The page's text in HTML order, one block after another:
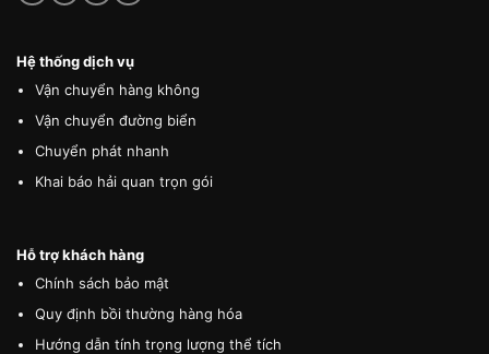
Hệ thống dịch vụ
Vận chuyển hàng không
Vận chuyển đường biển
Chuyển phát nhanh
Khai báo hải quan trọn gói
Hỗ trợ khách hàng
Chính sách bảo mật
Quy định bồi thường hàng hóa
Hướng dẫn tính trọng lượng thể tích